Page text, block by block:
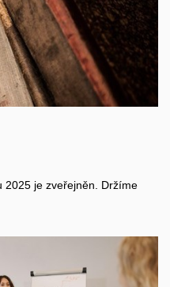
2025 je zveřejněn. Držíme